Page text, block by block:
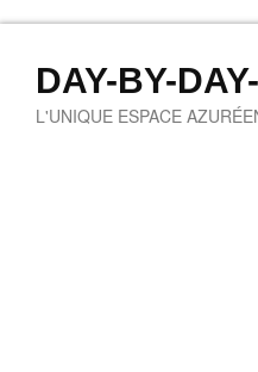
DAY-BY-
L'UNIQUE ESPACE